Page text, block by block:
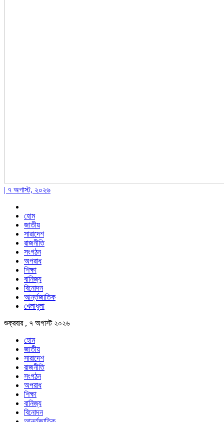
| ৭ অগাস্ট, ২০২৬
হোম
জাতীয়
সারাদেশ
রাজনীতি
সংগঠন
অপরাধ
শিক্ষা
বানিজ্য
বিনোদন
আর্ন্তজাতিক
খেলাধুলা
শুক্রবার , ৭ অগাস্ট ২০২৬
হোম
জাতীয়
সারাদেশ
রাজনীতি
সংগঠন
অপরাধ
শিক্ষা
বানিজ্য
বিনোদন